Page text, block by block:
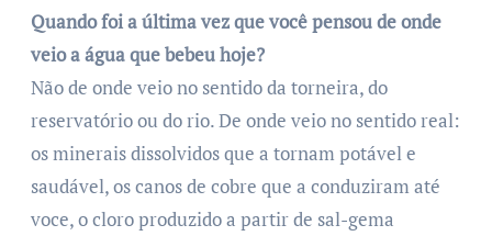
Quando foi a última vez que você pensou de onde
veio a água que bebeu hoje?
Não de onde veio no sentido da torneira, do
reservatório ou do rio. De onde veio no sentido real:
os minerais dissolvidos que a tornam potável e
saudável, os canos de cobre que a conduziram até
voce, o cloro produzido a partir de sal-gema